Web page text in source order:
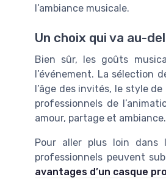
l’ambiance musicale.
Un choix qui va au-
Bien sûr, les goûts
l’événement. La sélection
l’âge des invités, le style
professionnels de
amour, partage et ambiance.
Pour aller plus loin dans
professionnels peuvent
avantages d’un casque